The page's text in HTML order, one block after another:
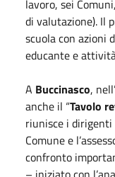
lavoro, sei
di valutazione). Il
scuola con azioni
educante e
A Buccinasco,
anche il “Tavolo
riunisce i dirigenti
Comune e
confronto